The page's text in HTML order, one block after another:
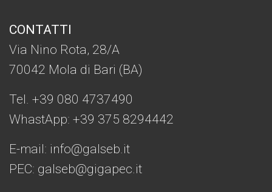
CONTATTI
Via Nino Rota, 28/A
70042 Mola di Bari (BA)
Tel. +39 080 4737490
WhastApp: +39 375 8294442
E-mail: info@galseb.it
PEC: galseb@gigapec.it